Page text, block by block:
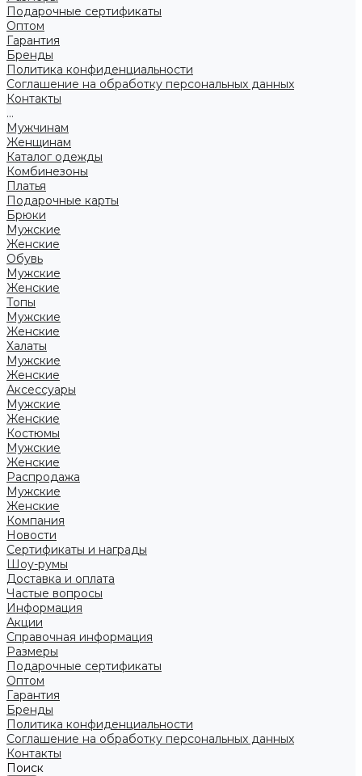
Подарочные сертификаты
Оптом
Гарантия
Бренды
Политика конфиденциальности
Соглашение на обработку персональных данных
Контакты
...
Мужчинам
Женщинам
Каталог одежды
Комбинезоны
Платья
Подарочные карты
Брюки
Мужские
Женские
Обувь
Мужские
Женские
Топы
Мужские
Женские
Халаты
Мужские
Женские
Аксессуары
Мужские
Женские
Костюмы
Мужские
Женские
Распродажа
Мужские
Женские
Компания
Новости
Сертификаты и награды
Шоу-румы
Доставка и оплата
Частые вопросы
Информация
Акции
Справочная информация
Размеры
Подарочные сертификаты
Оптом
Гарантия
Бренды
Политика конфиденциальности
Соглашение на обработку персональных данных
Контакты
Поиск